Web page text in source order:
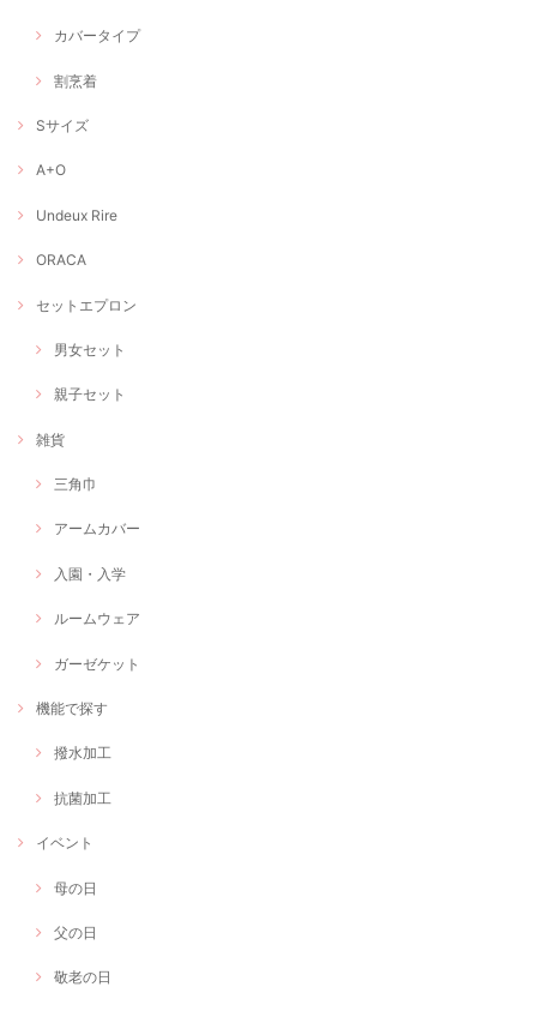
カバータイプ
割烹着
Sサイズ
A+O
Undeux Rire
ORACA
セットエプロン
男女セット
親子セット
雑貨
三角巾
アームカバー
入園・入学
ルームウェア
ガーゼケット
機能で探す
撥水加工
抗菌加工
イベント
母の日
父の日
敬老の日